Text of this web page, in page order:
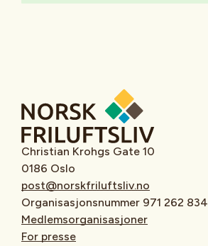
Christian Krohgs Gate 10
0186 Oslo
post@norskfriluftsliv.no
Organisasjonsnummer 971 262 834
Medlemsorganisasjoner
For presse